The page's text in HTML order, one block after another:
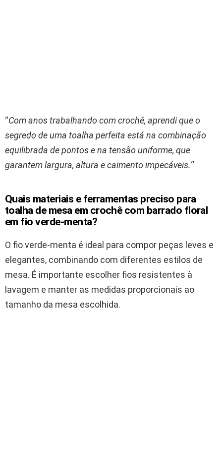
“Com anos trabalhando com crochê, aprendi que o
segredo de uma toalha perfeita está na combinação
equilibrada de pontos e na tensão uniforme, que
garantem largura, altura e caimento impecáveis.“
Quais materiais e ferramentas preciso para
toalha de mesa em crochê com barrado floral
em fio verde-menta?
O fio verde-menta é ideal para compor peças leves e
elegantes, combinando com diferentes estilos de
mesa. É importante escolher fios resistentes à
lavagem e manter as medidas proporcionais ao
tamanho da mesa escolhida.